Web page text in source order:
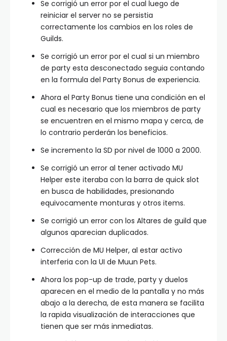
Se corrigió un error por el cual luego de
reiniciar el server no se persistia
correctamente los cambios en los roles de
Guilds.
Se corrigió un error por el cual si un miembro
de party esta desconectado seguia contando
en la formula del Party Bonus de experiencia.
Ahora el Party Bonus tiene una condición en el
cual es necesario que los miembros de party
se encuentren en el mismo mapa y cerca, de
lo contrario perderán los beneficios.
Se incremento la SD por nivel de 1000 a 2000.
Se corrigió un error al tener activado MU
Helper este iteraba con la barra de quick slot
en busca de habilidades, presionando
equivocamente monturas y otros items.
Se corrigió un error con los Altares de guild que
algunos aparecian duplicados.
Corrección de MU Helper, al estar activo
interferia con la UI de Muun Pets.
Ahora los pop-up de trade, party y duelos
aparecen en el medio de la pantalla y no más
abajo a la derecha, de esta manera se facilita
la rapida visualización de interacciones que
tienen que ser más inmediatas.